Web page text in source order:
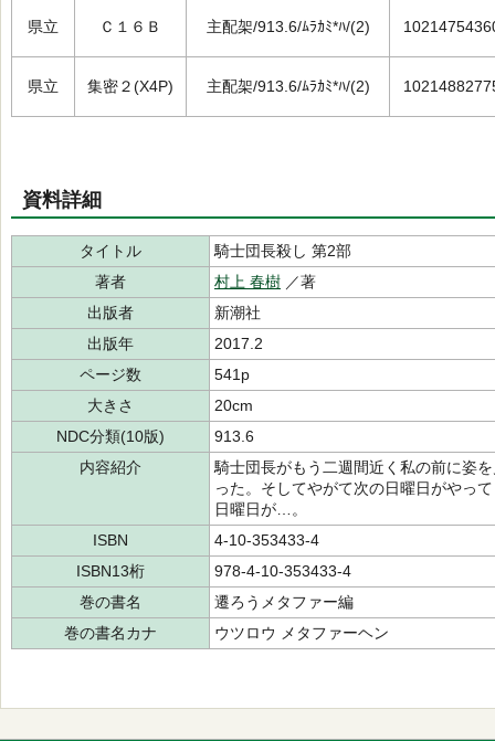
県立 Ｃ１６Ｂ 主配架/913.6/ﾑﾗｶﾐ*ﾊ/(2)
県立 集密２(X4P) 主配架/913.6/ﾑﾗｶﾐ*ﾊ/(2)
資料詳細
タイトル
騎士団長殺し 第2部
著者
村上 春樹 ／著
出版者
新潮社
出版年
2017.2
ページ数
541p
大きさ
20cm
NDC分類(10版)
913.6
内容紹介
騎士団長がもう二週間近く私の前に姿
った。そしてやがて次の日曜日がやっ
日曜日が…。
ISBN
4-10-353433-4
ISBN13桁
978-4-10-353433-4
巻の書名
遷ろうメタファー編
巻の書名カナ
ウツロウ メタファーヘン